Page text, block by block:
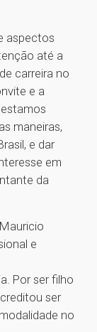
aspectos
até a
carreira no
e a
maneiras,
e dar
em
da
e
Por ser filho
ser
no